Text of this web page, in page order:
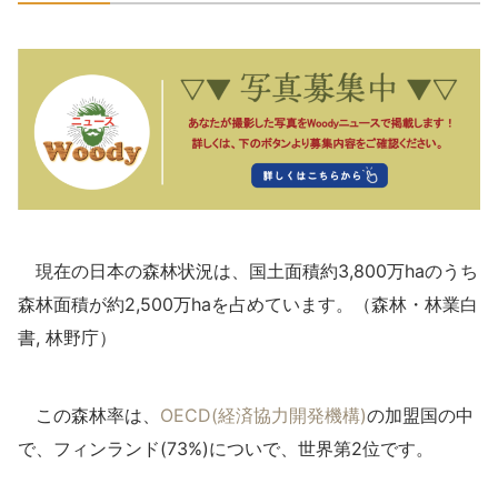
現在の日本の森林状況は、国土面積約3,800万haのうち
森林面積が約2,500万haを占めています。（森林・林業白
書, 林野庁）
この森林率は、 OECD(経済協力開発機構)の加盟国の中
で、フィンランド(73%)についで、世界第2位です。